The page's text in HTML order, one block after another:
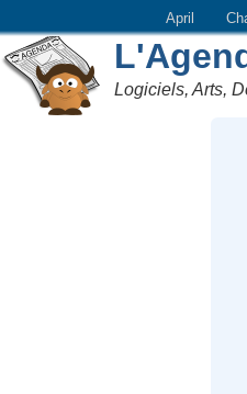
April
Logiciels, Arts,